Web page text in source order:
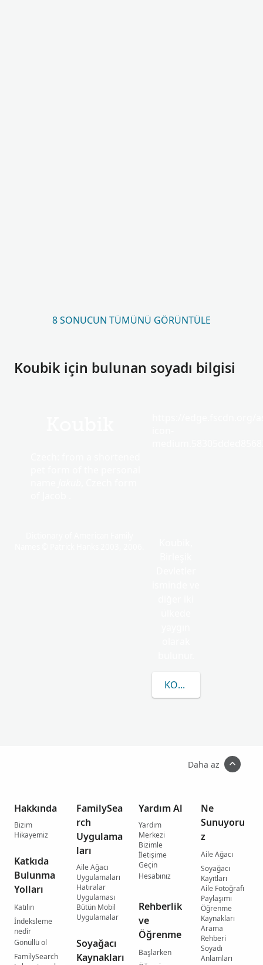
8 SONUCUN TÜMÜNÜ GÖRÜNTÜLE
Koubik için bulunan soyadı bilgisi
KOUBIK HAKKINDA
Daha az
Hakkında
Bizim
Hikayemiz
Katkıda
Bulunma
Yolları
Katılın
İndeksleme
nedir
Gönüllü ol
FamilySearch
FamilySea
rch
Uygulama
ları
Aile Ağacı
Uygulamaları
Hatıralar
Uygulaması
Bütün Mobil
Uygulamalar
Soyağacı
Kaynakları
Yardım Al
Yardım
Merkezi
Bizimle
İletişime
Geçin
Hesabınız
Rehberlik
ve
Öğrenme
Başlarken
Ne
Sunuyoru
z
Aile Ağacı
Soyağacı
Kayıtları
Aile Fotoğrafı
Paylaşımı
Öğrenme
Kaynakları
Arama
Rehberi
Soyadı
Anlamları